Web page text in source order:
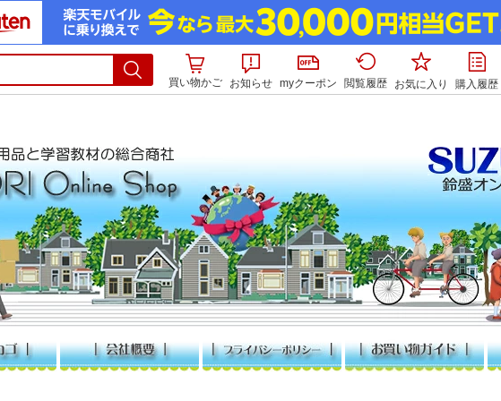
買い物かご お知らせ myクーポン 閲覧履歴 お気に入り 購入履歴